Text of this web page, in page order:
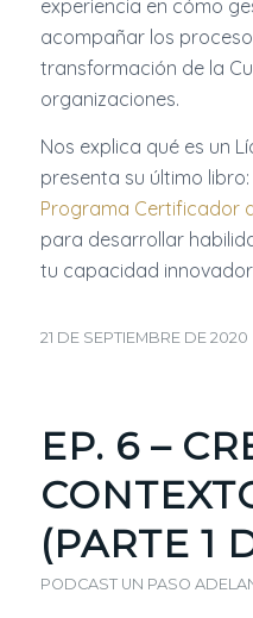
experiencia en cómo
acompañar los
transformación de la
organizaciones.
Nos explica qué es un
presenta su último libro:
Programa Certificador
para desarrollar
tu capacidad
21 DE SEPTIEMBRE DE 2020
EP. 6 –
(PARTE 1
PODCAST UN PASO